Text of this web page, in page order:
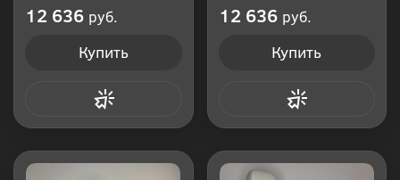
12 636 руб.
Купить
12 636 руб.
Купить